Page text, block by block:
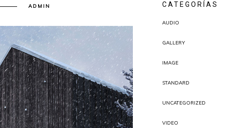
ADMIN CATEGORÍAS
AUDIO
GALLERY
IMAGE
STANDARD
UNCATEGORIZED
VIDEO